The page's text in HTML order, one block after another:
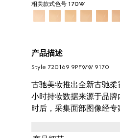
相关款式色号 170W
产品描述
Style ‎720169 9PFWW 9170
古驰美妆推出全新古驰
小时持妆数据来源于品
时后，采集面部图像经